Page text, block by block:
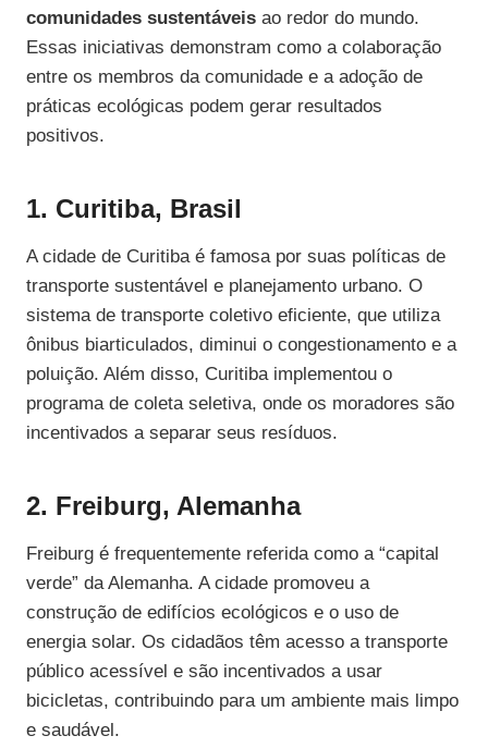
comunidades sustentáveis ao redor do mundo.
Essas iniciativas demonstram como a colaboração
entre os membros da comunidade e a adoção de
práticas ecológicas podem gerar resultados
positivos.
1. Curitiba, Brasil
A cidade de Curitiba é famosa por suas políticas de
transporte sustentável e planejamento urbano. O
sistema de transporte coletivo eficiente, que utiliza
ônibus biarticulados, diminui o congestionamento e a
poluição. Além disso, Curitiba implementou o
programa de coleta seletiva, onde os moradores são
incentivados a separar seus resíduos.
2. Freiburg, Alemanha
Freiburg é frequentemente referida como a “capital
verde” da Alemanha. A cidade promoveu a
construção de edifícios ecológicos e o uso de
energia solar. Os cidadãos têm acesso a transporte
público acessível e são incentivados a usar
bicicletas, contribuindo para um ambiente mais limpo
e saudável.